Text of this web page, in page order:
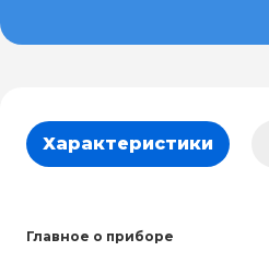
Характеристики
Главное о приборе